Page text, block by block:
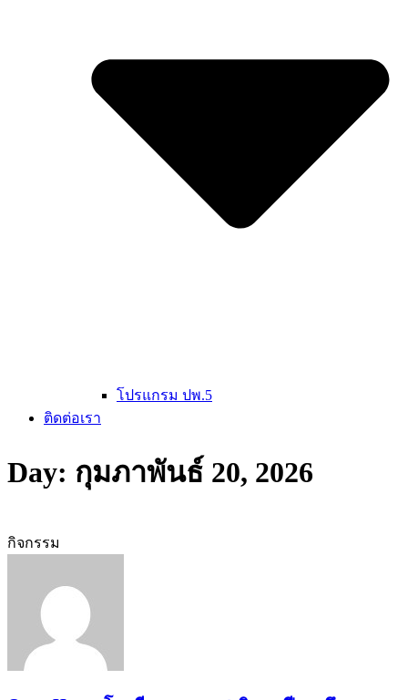
โปรแกรม ปพ.5
ติดต่อเรา
Day: กุมภาพันธ์ 20, 2026
กิจกรรม